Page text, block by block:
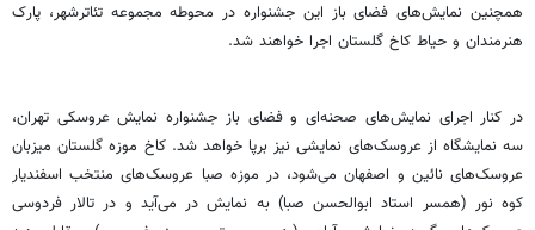
همچنین نمایش‌های فضای باز این جشنواره در محوطه‌ مجموعه تئاترشهر، پارک
هنرمندان و حیاط کاخ گلستان اجرا خواهند شد.
در کنار اجرای نمایش‌های صحنه‌ای و فضای باز جشنواره نمایش عروسکی تهران،
سه نمایشگاه از عروسک‌های نمایشی نیز برپا خواهد شد. کاخ موزه گلستان میزبان
عروسک‌های نائین و اصفهان می‌شود، در موزه صبا عروسک‌های منتخب اسفندیار
کوه نور (همسر استاد ابوالحسن صبا) به نمایش در می‌آید و در تالار فردوسی